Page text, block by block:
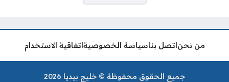
من نحناتصل بناسياسة الخصوصيةاتفاقية الاستخدام
جميع الحقوق محفوظة © خليج بيديا 2026